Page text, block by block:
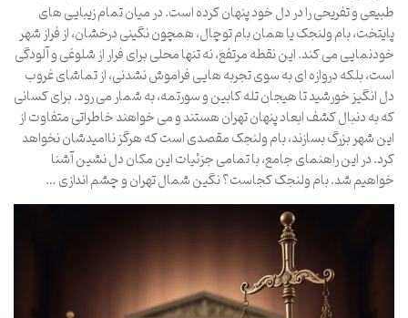
طبیعی و تفریحی را در دل خود پنهان کرده است. در میان تمام زیبایی های
پایتخت، بام ولنجک یا همان بام توچال، همچون نگینی درخشان، از فراز شهر
خودنمایی می کند. این نقطه مرتفع، نه تنها محلی برای فرار از شلوغی و آلودگی
است، بلکه دروازه ای به سوی تجربه هایی فراموش نشدنی، از تماشای غروب
دل انگیز خورشید تا هیجان تله کابین و سورتمه، به شمار می رود. برای کسانی
که به دنبال کشف ابعاد پنهان تهران هستند و می خواهند خاطراتی متفاوت از
این شهر بزرگ بسازند، بام ولنجک مقصدی است که هرگز ناامیدشان نخواهد
کرد. در این راهنمای جامع، با تمامی جزئیات این مکان دل نشین آشنا
خواهیم شد. بام ولنجک کجاست؟ نگین شمال تهران و چشم اندازی …